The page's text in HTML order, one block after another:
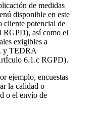
de medidas
disponible en este
cliente potencial de
RGPD), así como el
exigibles a
y TEDRA
6.1.c RGPD).
ejemplo, encuestas
la calidad o
o el envío de